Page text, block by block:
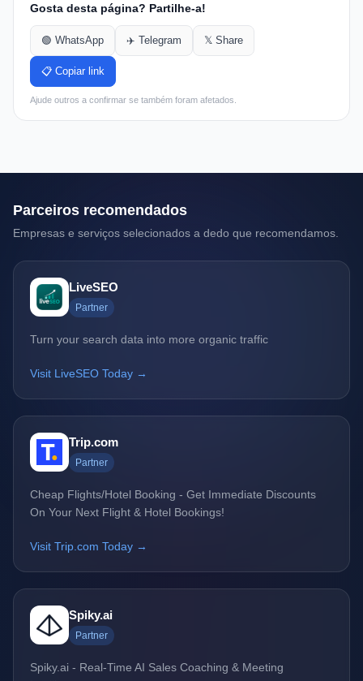
Gosta desta página? Partilhe-a!
🟢 WhatsApp ✈️ Telegram 𝕏 Share
📋 Copiar link
Ajude outros a confirmar se também foram afetados.
Parceiros recomendados
Empresas e serviços selecionados a dedo que recomendamos.
LiveSEO
Partner
Turn your search data into more organic traffic
Visit LiveSEO Today →
Trip.com
Partner
Cheap Flights/Hotel Booking - Get Immediate Discounts
On Your Next Flight & Hotel Bookings!
Visit Trip.com Today →
Spiky.ai
Partner
Spiky.ai - Real-Time AI Sales Coaching & Meeting